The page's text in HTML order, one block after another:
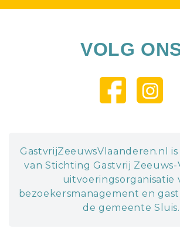
VOLG
GastvrijZeeuwsVlaanderen.nl
van Stichting Gastvrij
uitvoeringsorganisatie
bezoekersmanagement en
de gemeente Sluis.